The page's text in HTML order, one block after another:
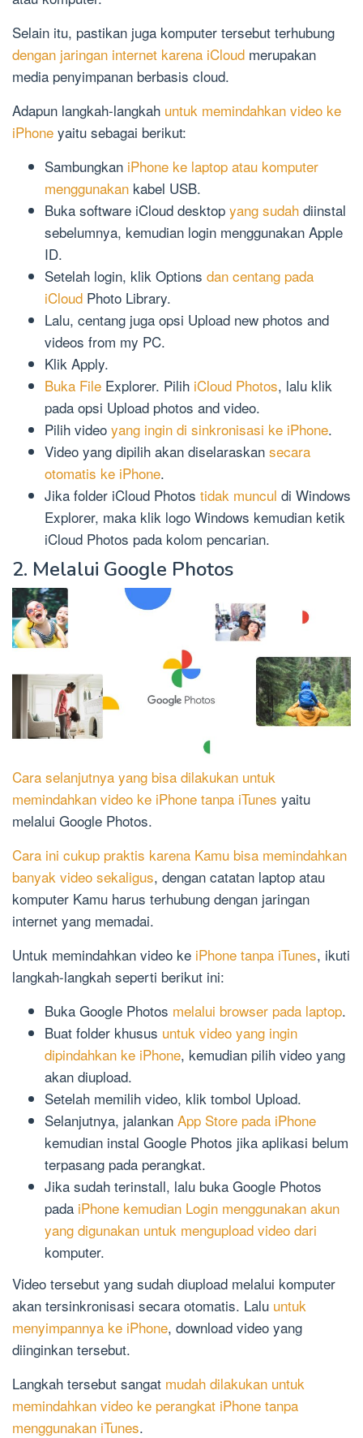
Selain itu, pastikan juga komputer tersebut terhubung
dengan jaringan internet karena iCloud merupakan
media penyimpanan berbasis cloud.
Adapun langkah-langkah untuk memindahkan video ke
iPhone yaitu sebagai berikut:
Sambungkan iPhone ke laptop atau komputer
menggunakan kabel USB.
Buka software iCloud desktop yang sudah diinstal
sebelumnya, kemudian login menggunakan Apple
ID.
Setelah login, klik Options dan centang pada
iCloud Photo Library.
Lalu, centang juga opsi Upload new photos and
videos from my PC.
Klik Apply.
Buka File Explorer. Pilih iCloud Photos, lalu klik
pada opsi Upload photos and video.
Pilih video yang ingin di sinkronisasi ke iPhone.
Video yang dipilih akan diselaraskan secara
otomatis ke iPhone.
Jika folder iCloud Photos tidak muncul di Windows
Explorer, maka klik logo Windows kemudian ketik
iCloud Photos pada kolom pencarian.
2. Melalui Google Photos
Cara selanjutnya yang bisa dilakukan untuk
memindahkan video ke iPhone tanpa iTunes yaitu
melalui Google Photos.
Cara ini cukup praktis karena Kamu bisa memindahkan
banyak video sekaligus, dengan catatan laptop atau
komputer Kamu harus terhubung dengan jaringan
internet yang memadai.
Untuk memindahkan video ke iPhone tanpa iTunes, ikuti
langkah-langkah seperti berikut ini:
Buka Google Photos melalui browser pada laptop.
Buat folder khusus untuk video yang ingin
dipindahkan ke iPhone, kemudian pilih video yang
akan diupload.
Setelah memilih video, klik tombol Upload.
Selanjutnya, jalankan App Store pada iPhone
kemudian instal Google Photos jika aplikasi belum
terpasang pada perangkat.
Jika sudah terinstall, lalu buka Google Photos
pada iPhone kemudian Login menggunakan akun
yang digunakan untuk mengupload video dari
komputer.
Video tersebut yang sudah diupload melalui komputer
akan tersinkronisasi secara otomatis. Lalu untuk
menyimpannya ke iPhone, download video yang
diinginkan tersebut.
Langkah tersebut sangat mudah dilakukan untuk
memindahkan video ke perangkat iPhone tanpa
menggunakan iTunes.